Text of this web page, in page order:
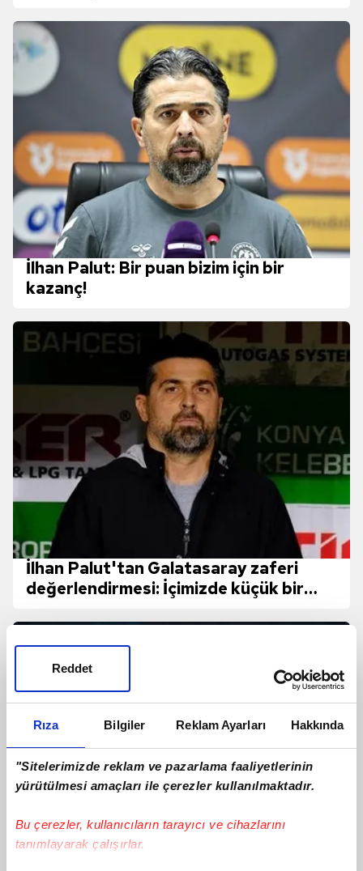
Rıza Bilgiler Reklam Ayarları Hakkında
"Sitelerimizde reklam ve pazarlama faaliyetlerinin
yürütülmesi amaçları ile çerezler kullanılmaktadır.
Bu çerezler, kullanıcıların tarayıcı ve cihazlarını
tanımlayarak çalışırlar.
Reddet
İlhan Palut: Bir puan bizim için bir
kazanç!
İlhan Palut'tan Galatasaray zaferi
değerlendirmesi: İçimizde küçük bir